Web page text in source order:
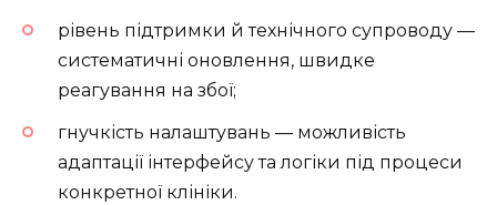
рівень підтримки й технічного супроводу —
систематичні оновлення, швидке
реагування на збої;
гнучкість налаштувань — можливість
адаптації інтерфейсу та логіки під процеси
конкретної клініки.